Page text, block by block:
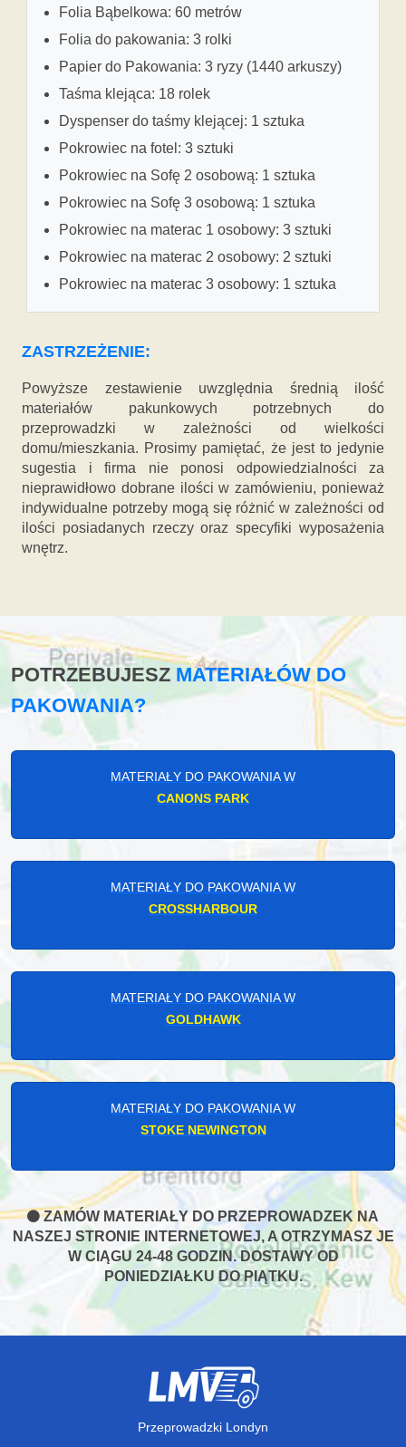
Folia Bąbelkowa: 60 metrów
Folia do pakowania: 3 rolki
Papier do Pakowania: 3 ryzy (1440 arkuszy)
Taśma klejąca: 18 rolek
Dyspenser do taśmy klejącej: 1 sztuka
Pokrowiec na fotel: 3 sztuki
Pokrowiec na Sofę 2 osobową: 1 sztuka
Pokrowiec na Sofę 3 osobową: 1 sztuka
Pokrowiec na materac 1 osobowy: 3 sztuki
Pokrowiec na materac 2 osobowy: 2 sztuki
Pokrowiec na materac 3 osobowy: 1 sztuka
ZASTRZEŻENIE:
Powyższe zestawienie uwzględnia średnią ilość
materiałów pakunkowych potrzebnych do
przeprowadzki w zależności od wielkości
domu/mieszkania. Prosimy pamiętać, że jest to jedynie
sugestia i firma nie ponosi odpowiedzialności za
nieprawidłowo dobrane ilości w zamówieniu, ponieważ
indywidualne potrzeby mogą się różnić w zależności od
ilości posiadanych rzeczy oraz specyfiki wyposażenia
wnętrz.
POTRZEBUJESZMATERIAŁÓW DO
PAKOWANIA?
MATERIAŁY DO PAKOWANIA W
CANONS PARK
MATERIAŁY DO PAKOWANIA W
CROSSHARBOUR
MATERIAŁY DO PAKOWANIA W
GOLDHAWK
MATERIAŁY DO PAKOWANIA W
STOKE NEWINGTON
ZAMÓW MATERIAŁY DO PRZEPROWADZEK NA
NASZEJ STRONIE INTERNETOWEJ, A OTRZYMASZ JE
W CIĄGU 24-48 GODZIN. DOSTAWY OD
PONIEDZIAŁKU DO PIĄTKU.
Przeprowadzki Londyn